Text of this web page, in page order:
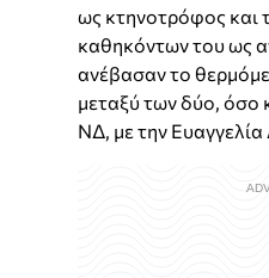
ως κτηνοτρόφος και
καθηκόντων του ως
ανέβασαν το
μεταξύ των δύο, όσο
ΝΔ, με την